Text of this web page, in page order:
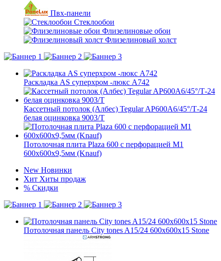
Пвх-панели
Стеклообои
Флизелиновые обои
Флизелиновый холст
Раскладка AS суперхром -люкс А742
Кассетный потолок (Албес) Tegular AP600A6/45°/Т-24
белая оцинковка 9003/Т
Потолочная плита Plaza 600 с перфорацией M1
600х600х9,5мм (Knauf)
New Новинки
Хит Хиты продаж
% Скидки
Потолочная панель City tones A15/24 600x600x15 Stone